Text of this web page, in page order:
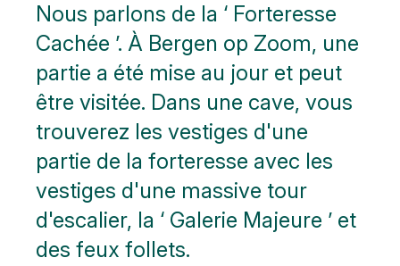
Nous parlons de la ‘ Forteresse
Cachée ’. À Bergen op Zoom, une
partie a été mise au jour et peut
être visitée. Dans une cave, vous
trouverez les vestiges d'une
partie de la forteresse avec les
vestiges d'une massive tour
d'escalier, la ‘ Galerie Majeure ’ et
des feux follets.